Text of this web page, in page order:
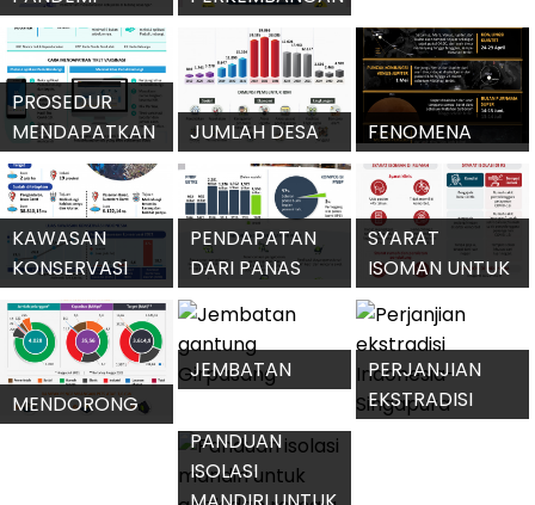
ANGKA
STUNTING
INDONESIA
TURUN
PERKEMBANGAN
VAKSIN COVID-
19 PRODUKSI
DALAM NEGERI
PALING
BAHAGIA DI
INDONESIA 2021
STATUS
PANDEMI
COVID-19
DIPERPANJANG
PERKEMBANGAN
OMICRON DI
INDONESIA
MEMPERKETAT
PINTU MASUK
INDONESIA
PROSEDUR
MENDAPATKAN
VAKSIN
BOOSTER
JUMLAH DESA
MANDIRI
MENINGKAT
FENOMENA
ASTRONOMI
MENARIK 2022
PENDAPATAN
DARI PANAS
BUMI LAMPAUI